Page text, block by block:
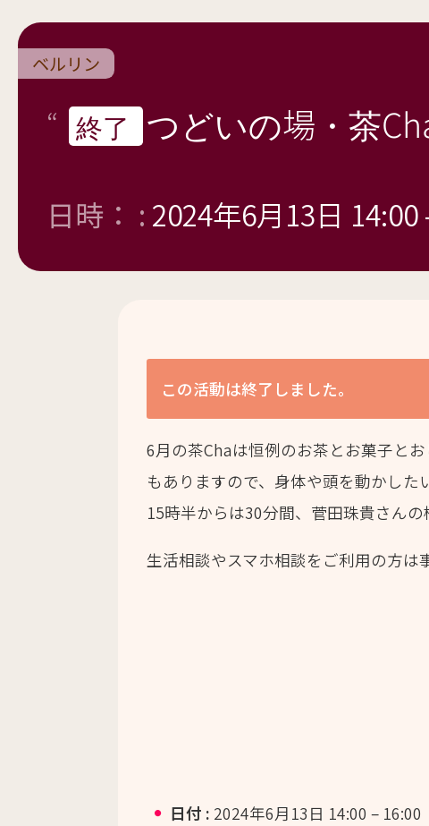
ベルリン
終了 つどいの場・茶
日時： : 2024年6月13日 14:00
この活動は終了しました。
6月の茶Chaは恒例のお茶とお菓子と
もありますので、身体や頭を動かした
15時半からは30分間、菅田珠貴さん
生活相談やスマホ相談をご利用の方は
日付 : 2024年6月13日 14:00 – 16:00